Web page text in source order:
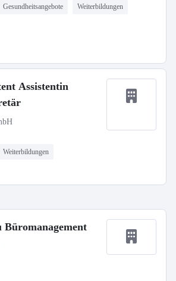
Gesundheitsangebote Weiterbildungen
Assistentin
Weiterbildungen